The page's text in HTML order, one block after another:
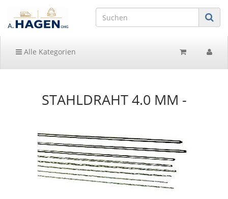
Alle Kategorien
STAHLDRAHT 4.0 MM -